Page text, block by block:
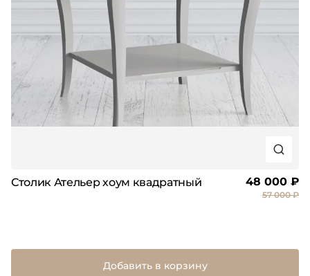
Столик Ательер хоум квадратный 48 000 ₽
57 000 ₽
Добавить в корзину